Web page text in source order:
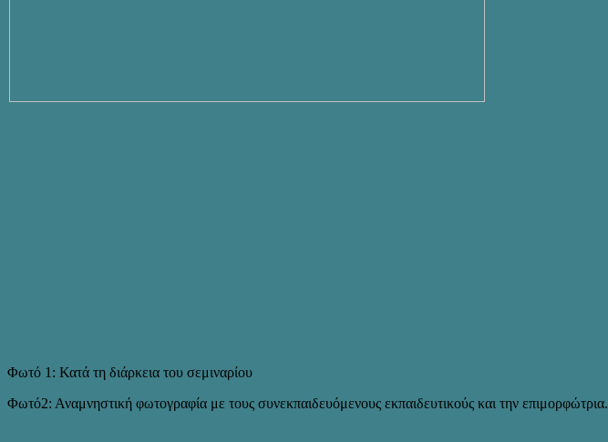
Φωτό 1: Κατά τη διάρκεια του σεμιναρίου
Φωτό2: Αναμνηστική φωτογραφία με τους συνεκπαιδευόμενους εκπαιδευτικούς και την επιμορφώτρια.